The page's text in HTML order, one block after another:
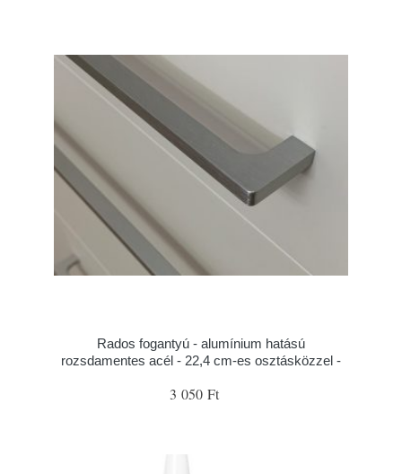
Rados fogantyú - alumínium hatású
rozsdamentes acél - 22,4 cm-es osztásközzel -
3 050 Ft